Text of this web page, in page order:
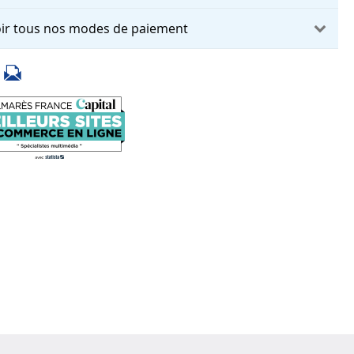
tous nos modes de paiement